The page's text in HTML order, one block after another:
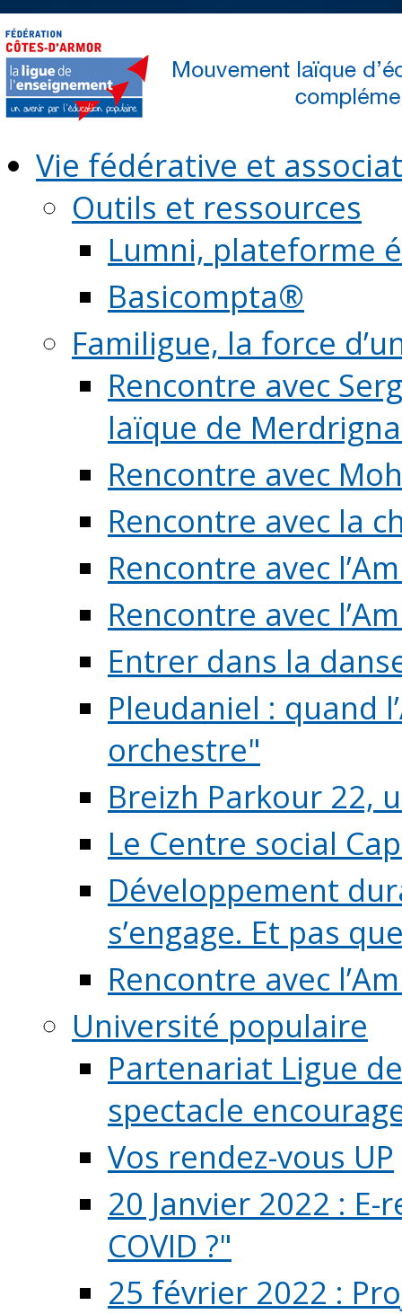
Vie fédérative et
Outils et ressources
Lumni, plateforme
Basicompta®
Familigue, la force
Rencontre avec
laïque de
Rencontre avec
Rencontre avec la
Rencontre avec
Rencontre avec
Entrer dans la
Pleudaniel : quand
orchestre"
Breizh Parkour 22,
Le Centre social
Développement
s’engage. Et pas
Rencontre avec
Université populaire
Partenariat Ligue
spectacle
Vos rendez-vous UP
20 Janvier 2022 :
COVID ?"
25 février 2022 :